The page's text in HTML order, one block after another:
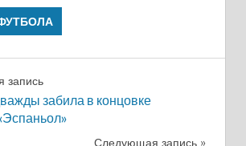
запись
забила в концовке
Следующая запись